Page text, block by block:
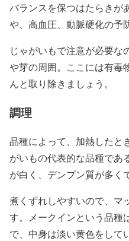
バランスを保つはたらきが
や、高血圧、動脈硬化の予
じゃがいもで注意が必要な
や芽の周囲。ここには有毒
んと取り除きましょう。
調理
品種によって、加熱したと
がいもの代表的な品種であ
が白く、デンプン質が多く
煮くずれしやすいので、マ
す。メークインという品種
で、中身は淡い黄色をして